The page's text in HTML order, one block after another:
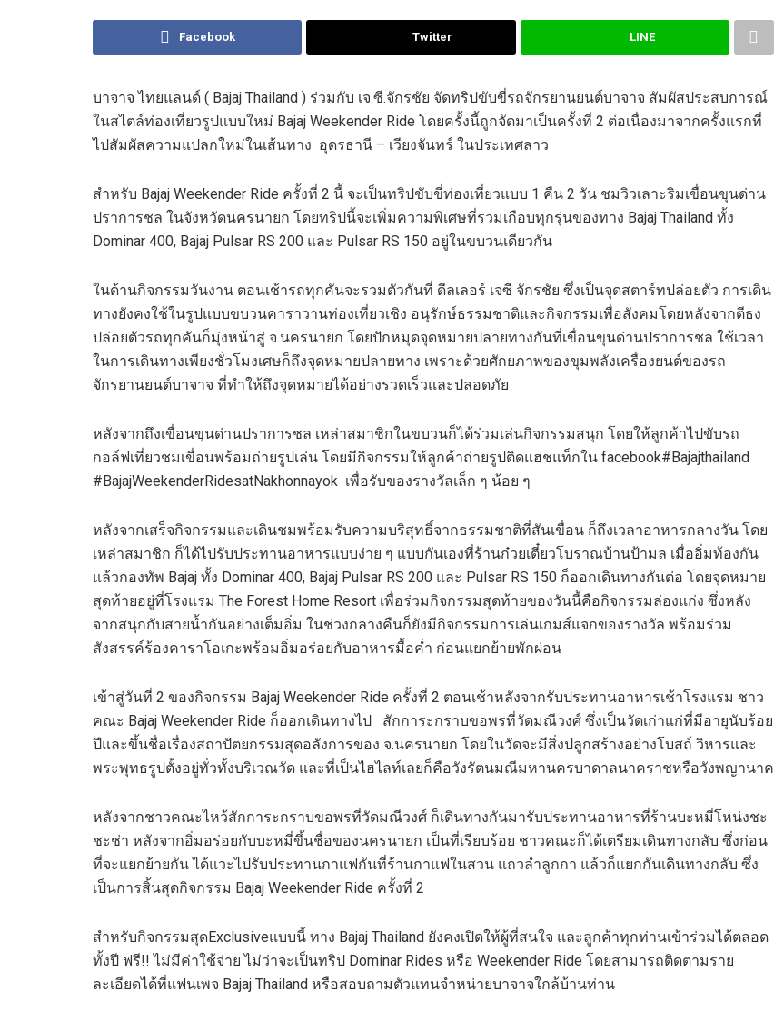
Facebook Twitter LINE
บาจาจ ไทยแลนด์ ( Bajaj Thailand ) ร่วมกับ เจ.ซี.จักรชัย จัดทริปขับขี่รถจักรยานยนต์บาจาจ สัมผัสประสบการณ์
ในสไตล์ท่องเที่ยวรูปแบบใหม่ Bajaj Weekender Ride โดยครั้งนี้ถูกจัดมาเป็นครั้งที่ 2 ต่อเนื่องมาจากครั้งแรกที่
ไปสัมผัสความแปลกใหม่ในเส้นทาง อุดรธานี – เวียงจันทร์ ในประเทศลาว
สำหรับ Bajaj Weekender Ride ครั้งที่ 2 นี้ จะเป็นทริปขับขี่ท่องเที่ยวแบบ 1 คืน 2 วัน ชมวิวเลาะริมเขื่อนขุนด่าน
ปราการชล ในจังหวัดนครนายก โดยทริปนี้จะเพิ่มความพิเศษที่รวมเกือบทุกรุ่นของทาง Bajaj Thailand ทั้ง
Dominar 400, Bajaj Pulsar RS 200 และ Pulsar RS 150 อยู่ในขบวนเดียวกัน
ในด้านกิจกรรมวันงาน ตอนเช้ารถทุกคันจะรวมตัวกันที่ ดีลเลอร์ เจซี จักรชัย ซึ่งเป็นจุดสตาร์ทปล่อยตัว การเดิน
ทางยังคงใช้ในรูปแบบขบวนคาราวานท่องเที่ยวเชิง อนุรักษ์ธรรมชาติและกิจกรรมเพื่อสังคมโดยหลังจากตีธง
ปล่อยตัวรถทุกคันก็มุ่งหน้าสู่ จ.นครนายก โดยปักหมุดจุดหมายปลายทางกันที่เขื่อนขุนด่านปราการชล ใช้เวลา
ในการเดินทางเพียงชั่วโมงเศษก็ถึงจุดหมายปลายทาง เพราะด้วยศักยภาพของขุมพลังเครื่องยนต์ของรถ
จักรยานยนต์บาจาจ ที่ทำให้ถึงจุดหมายได้อย่างรวดเร็วและปลอดภัย
หลังจากถึงเขื่อนขุนด่านปราการชล เหล่าสมาชิกในขบวนก็ได้ร่วมเล่นกิจกรรมสนุก โดยให้ลูกค้าไปขับรถ
กอล์ฟเที่ยวชมเขื่อนพร้อมถ่ายรูปเล่น โดยมีกิจกรรมให้ลูกค้าถ่ายรูปติดแฮชแท็กใน facebook#Bajajthailand
#BajajWeekenderRidesatNakhonnayok เพื่อรับของรางวัลเล็ก ๆ น้อย ๆ
หลังจากเสร็จกิจกรรมและเดินชมพร้อมรับความบริสุทธิ์จากธรรมชาติที่สันเขื่อน ก็ถึงเวลาอาหารกลางวัน โดย
เหล่าสมาชิก ก็ได้ไปรับประทานอาหารแบบง่าย ๆ แบบกันเองที่ร้านก๋วยเตี๋ยวโบราณบ้านป้ามล เมื่ออิ่มท้องกัน
แล้วกองทัพ Bajaj ทั้ง Dominar 400, Bajaj Pulsar RS 200 และ Pulsar RS 150 ก็ออกเดินทางกันต่อ โดยจุดหมาย
สุดท้ายอยู่ที่โรงแรม The Forest Home Resort เพื่อร่วมกิจกรรมสุดท้ายของวันนี้คือกิจกรรมล่องแก่ง ซึ่งหลัง
จากสนุกกับสายน้ำกันอย่างเต็มอิ่ม ในช่วงกลางคืนก็ยังมีกิจกรรมการเล่นเกมส์แจกของรางวัล พร้อมร่วม
สังสรรค์ร้องคาราโอเกะพร้อมอิ่มอร่อยกับอาหารมื้อค่ำ ก่อนแยกย้ายพักผ่อน
เข้าสู่วันที่ 2 ของกิจกรรม Bajaj Weekender Ride ครั้งที่ 2 ตอนเช้าหลังจากรับประทานอาหารเช้าโรงแรม ชาว
คณะ Bajaj Weekender Ride ก็ออกเดินทางไป
สักการะกราบขอพรที่วัดมณีวงศ์ ซึ่งเป็นวัดเก่าแก่ที่มีอายุนับร้อย
ปีและขึ้นชื่อเรื่องสถาปัตยกรรมสุดอลังการของ จ.นครนายก โดยในวัดจะมีสิ่งปลูกสร้างอย่างโบสถ์ วิหารและ
พระพุทธรูปตั้งอยู่ทั่วทั้งบริเวณวัด และที่เป็นไฮไลท์เลยก็คือวังรัตนมณีมหานครบาดาลนาคราชหรือวังพญานาค
หลังจากชาวคณะไหว้สักการะกราบขอพรที่วัดมณีวงศ์ ก็เดินทางกันมารับประทานอาหารที่ร้านบะหมี่โหน่งชะ
ชะช่า หลังจากอิ่มอร่อยกับบะหมี่ขึ้นชื่อของนครนายก เป็นที่เรียบร้อย ชาวคณะก็ได้เตรียมเดินทางกลับ ซึ่งก่อน
ที่จะแยกย้ายกัน ได้แวะไปรับประทานกาแฟกันที่ร้านกาแฟในสวน แถวลำลูกกา แล้วก็แยกกันเดินทางกลับ ซึ่ง
เป็นการสิ้นสุดกิจกรรม Bajaj Weekender Ride ครั้งที่ 2
สำหรับกิจกรรมสุดExclusiveแบบนี้ ทาง Bajaj Thailand ยังคงเปิดให้ผู้ที่สนใจ และลูกค้าทุกท่านเข้าร่วมได้ตลอด
ทั้งปี ฟรี!! ไม่มีค่าใช้จ่าย ไม่ว่าจะเป็นทริป Dominar Rides หรือ Weekender Ride โดยสามารถติดตามราย
ละเอียดได้ที่แฟนเพจ Bajaj Thailand หรือสอบถามตัวแทนจำหน่ายบาจาจใกล้บ้านท่าน